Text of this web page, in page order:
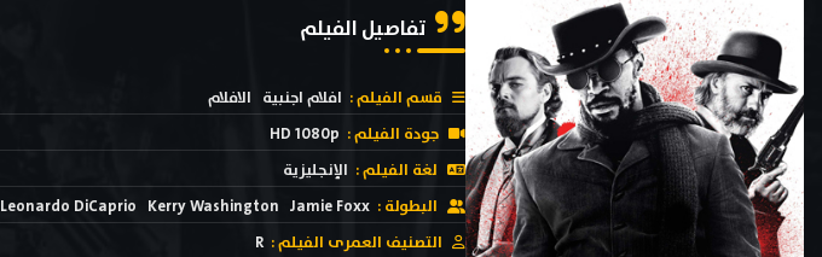
تفاصيل الفيلم
قسم الفيلم : افلام اجنبية الافلام
جودة الفيلم : HD 1080p
لغة الفيلم : الإنجليزية
البطولة : Jamie Foxx
Kerry Washington
Leonardo DiCaprio
التصنيف العمرى الفيلم : R